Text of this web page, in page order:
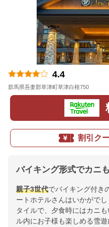
4.4
群馬県吾妻郡草津町草津白根750
割引ク
バイキング形式でカニ
親子3世代でバイキング付き
ートホテルさんはいかがで
タイルで、夕食時にはカニ
ル内にお子様も楽しめる雪